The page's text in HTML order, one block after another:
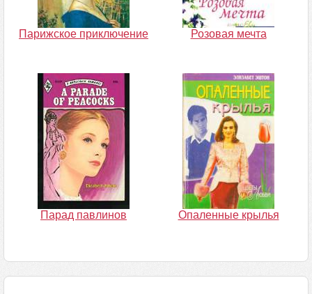
Парижское приключение Розовая мечта
Парад павлинов Опаленные крылья